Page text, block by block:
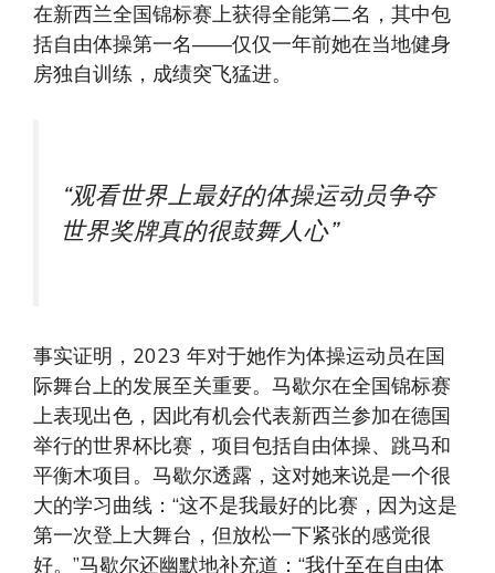
在新西兰全国锦标赛上获得全能第二名，其中包
括自由体操第一名——仅仅一年前她在当地健身
房独自训练，成绩突飞猛进。
“观看世界上最好的体操运动员争夺
世界奖牌真的很鼓舞人心”
事实证明，2023 年对于她作为体操运动员在国
际舞台上的发展至关重要。马歇尔在全国锦标赛
上表现出色，因此有机会代表新西兰参加在德国
举行的世界杯比赛，项目包括自由体操、跳马和
平衡木项目。马歇尔透露，这对她来说是一个很
大的学习曲线：“这不是我最好的比赛，因为这是
第一次登上大舞台，但放松一下紧张的感觉很
好。”马歇尔还幽默地补充道：“我什至在自由体